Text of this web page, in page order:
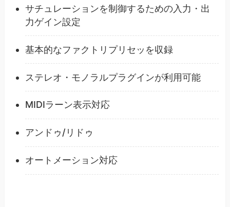
サチュレーションを制御するための入力・出
力ゲイン設定
基本的なファクトリプリセッを収録
ステレオ・モノラルプラグインが利用可能
MIDIラーン表示対応
アンドゥ/リドゥ
オートメーション対応